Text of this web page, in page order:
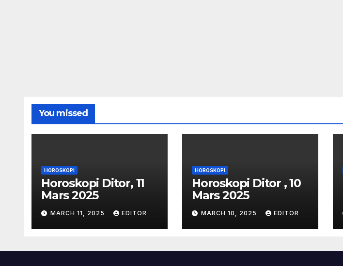
You missed
HOROSKOPI
Horoskopi Ditor, 11
Mars 2025
MARCH 11, 2025 EDITOR
HOROSKOPI
Horoskopi Ditor , 10
Mars 2025
MARCH 10, 2025 EDITOR